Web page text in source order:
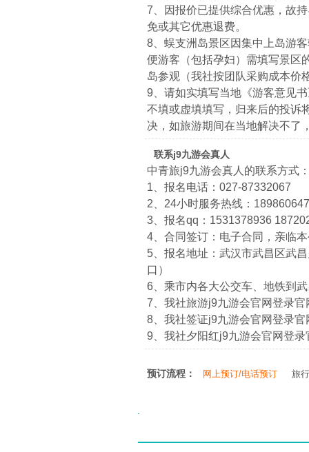
7、因报价已提供综合优惠，故
免或其它优惠退费。
8、蜈支洲岛景区因集中上岛游
便游客（包括孕妇）需填写景区
岛参观（我社按团队采购成本价
9、请如实填写当地《游客意见
不填或虚填填写，归来后的投诉
决，如旅游期间在当地解决不了
联系j9九游会真人
中青旅j9九游会真人的联系方式
1、报名电话：027-87332067
2、24小时服务热线：
3、报名qq：1531378936
4、合同签订：电子合同，亲临
5、报名地址：武汉市武昌区武
口）
6、乘市内各大公交车、地铁到
7、我社旅游j9九游会官网登录
8、我社签证j9九游会官网登录
9、我社夕阳红j9九游会官网登
预订流程： 网上预订/电话预订 旅